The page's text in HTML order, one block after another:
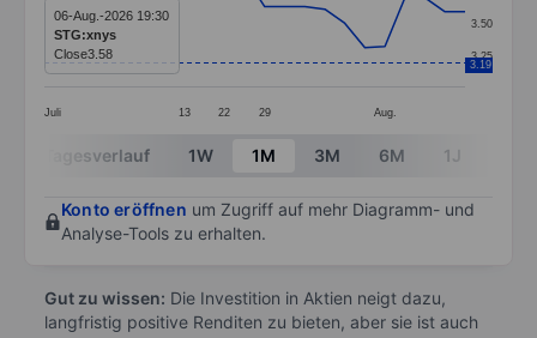
The chart has 1 X axis displaying categories.
The chart has 1 Y axis displaying values. Data
Juli 13 22 29 Aug.
3.25
3.50
3.19
06-Aug.-2026 19:30
STG:xnys
Close3.58
End of interactive chart.
Tagesverlauf 1W 1M 3M 6M 1J
Konto eröffnen um Zugriff auf mehr Diagramm- und
Analyse-Tools zu erhalten.
Gut zu wissen: Die Investition in Aktien neigt dazu,
langfristig positive Renditen zu bieten, aber sie ist auch